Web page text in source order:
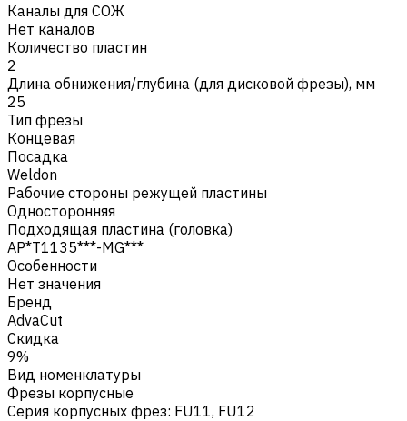
Каналы для СОЖ
Нет каналов
Количество пластин
2
Длина обнижения/глубина (для дисковой фрезы), мм
25
Тип фрезы
Концевая
Посадка
Weldon
Рабочие стороны режущей пластины
Односторонняя
Подходящая пластина (головка)
AP*T1135***-MG***
Особенности
Нет значения
Бренд
AdvaCut
Скидка
9%
Вид номенклатуры
Фрезы корпусные
Серия корпусных фрез: FU11, FU12